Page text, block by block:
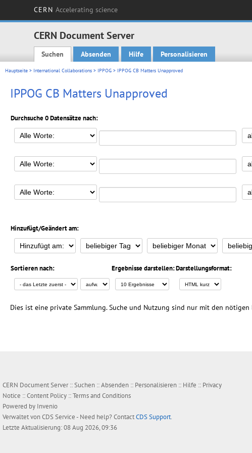
CERN Accelerating science
CERN Document Server
Main menu
Suchen Absenden Hilfe Personalisieren
Hauptseite > International Collaborations > IPPOG > IPPOG CB Matters Unapproved
IPPOG CB Matters Unapproved
Durchsuche 0 Datensätze nach:
Hinzufügt/Geändert am:
Sortieren nach: Ergebnisse darstellen:Darstellungsformat:
Dies ist eine private Sammlung. Suche und Nutzung sind nur mit den
CERN Document Server ::Suchen ::Absenden :: Personalisieren :: Hilfe :: Privacy
Notice ::Content Policy ::Terms and Conditions
Powered by Invenio
Verwaltet vonCDS Service- Need help? ContactCDS Support.
Letzte Aktualisierung: 08 Aug 2026, 09:36